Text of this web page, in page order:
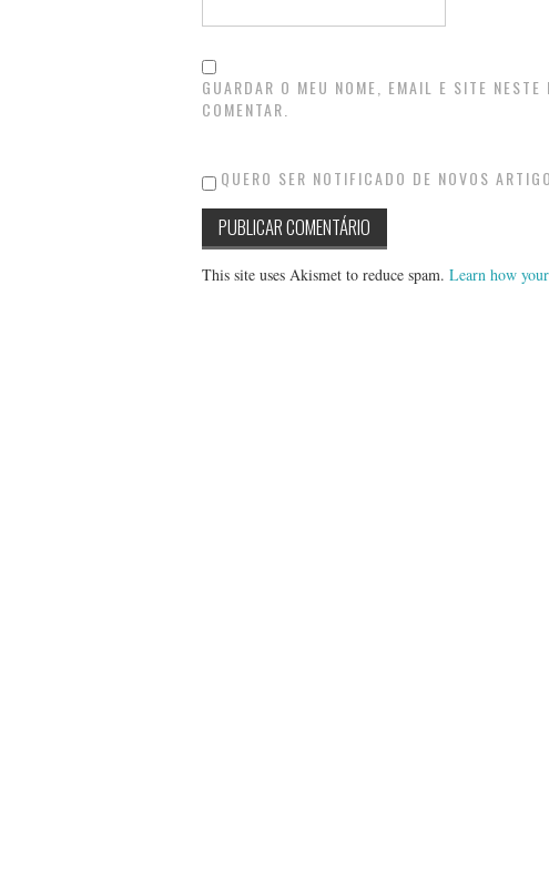
GUARDAR O MEU NOME, EMAIL E SITE
COMENTAR.
QUERO SER NOTIFICADO DE NOVOS
This site uses Akismet to reduce spam. Learn how